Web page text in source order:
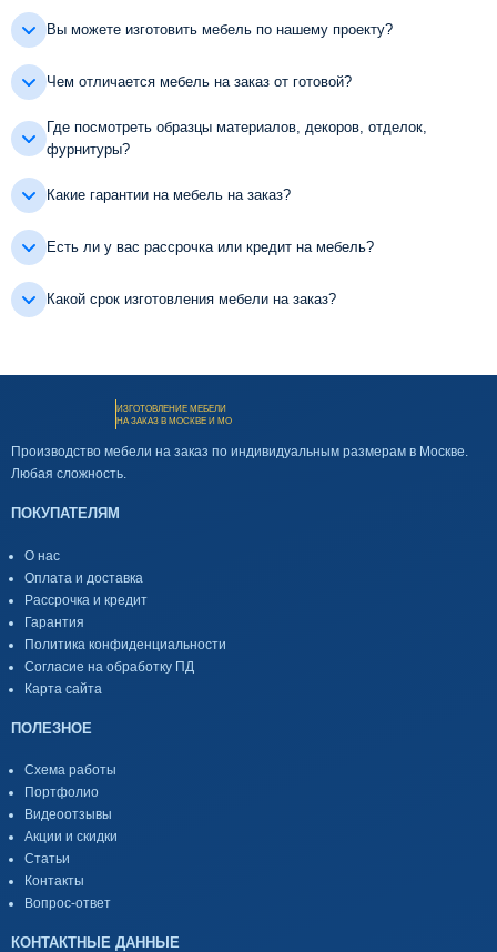
Вы можете изготовить мебель по нашему проекту?
Чем отличается мебель на заказ от готовой?
Где посмотреть образцы материалов, декоров, отделок,
фурнитуры?
Какие гарантии на мебель на заказ?
Есть ли у вас рассрочка или кредит на мебель?
Какой срок изготовления мебели на заказ?
ИЗГОТОВЛЕНИЕ МЕБЕЛИ
НА ЗАКАЗ В МОСКВЕ И МО
Производство мебели на заказ по индивидуальным размерам в Москве.
Любая сложность.
ПОКУПАТЕЛЯМ
О нас
Оплата и доставка
Рассрочка и кредит
Гарантия
Политика конфиденциальности
Согласие на обработку ПД
Карта сайта
ПОЛЕЗНОЕ
Схема работы
Портфолио
Видеоотзывы
Акции и скидки
Статьи
Контакты
Вопрос-ответ
КОНТАКТНЫЕ ДАННЫЕ